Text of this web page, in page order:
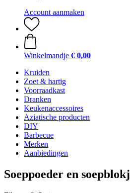
Account aanmaken
Winkelmandje € 0,00
Kruiden
Zoet & hartig
Voorraadkast
Dranken
Keukenaccessoires
Aziatische producten
DIY
Barbecue
Merken
Aanbiedingen
Soeppoeder en